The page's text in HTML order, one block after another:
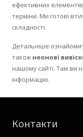
ефективних
терміни. Ми готові
складності.
Детальніше
також неонові
нашому сайті. Там ви
інформацію.
Контакти